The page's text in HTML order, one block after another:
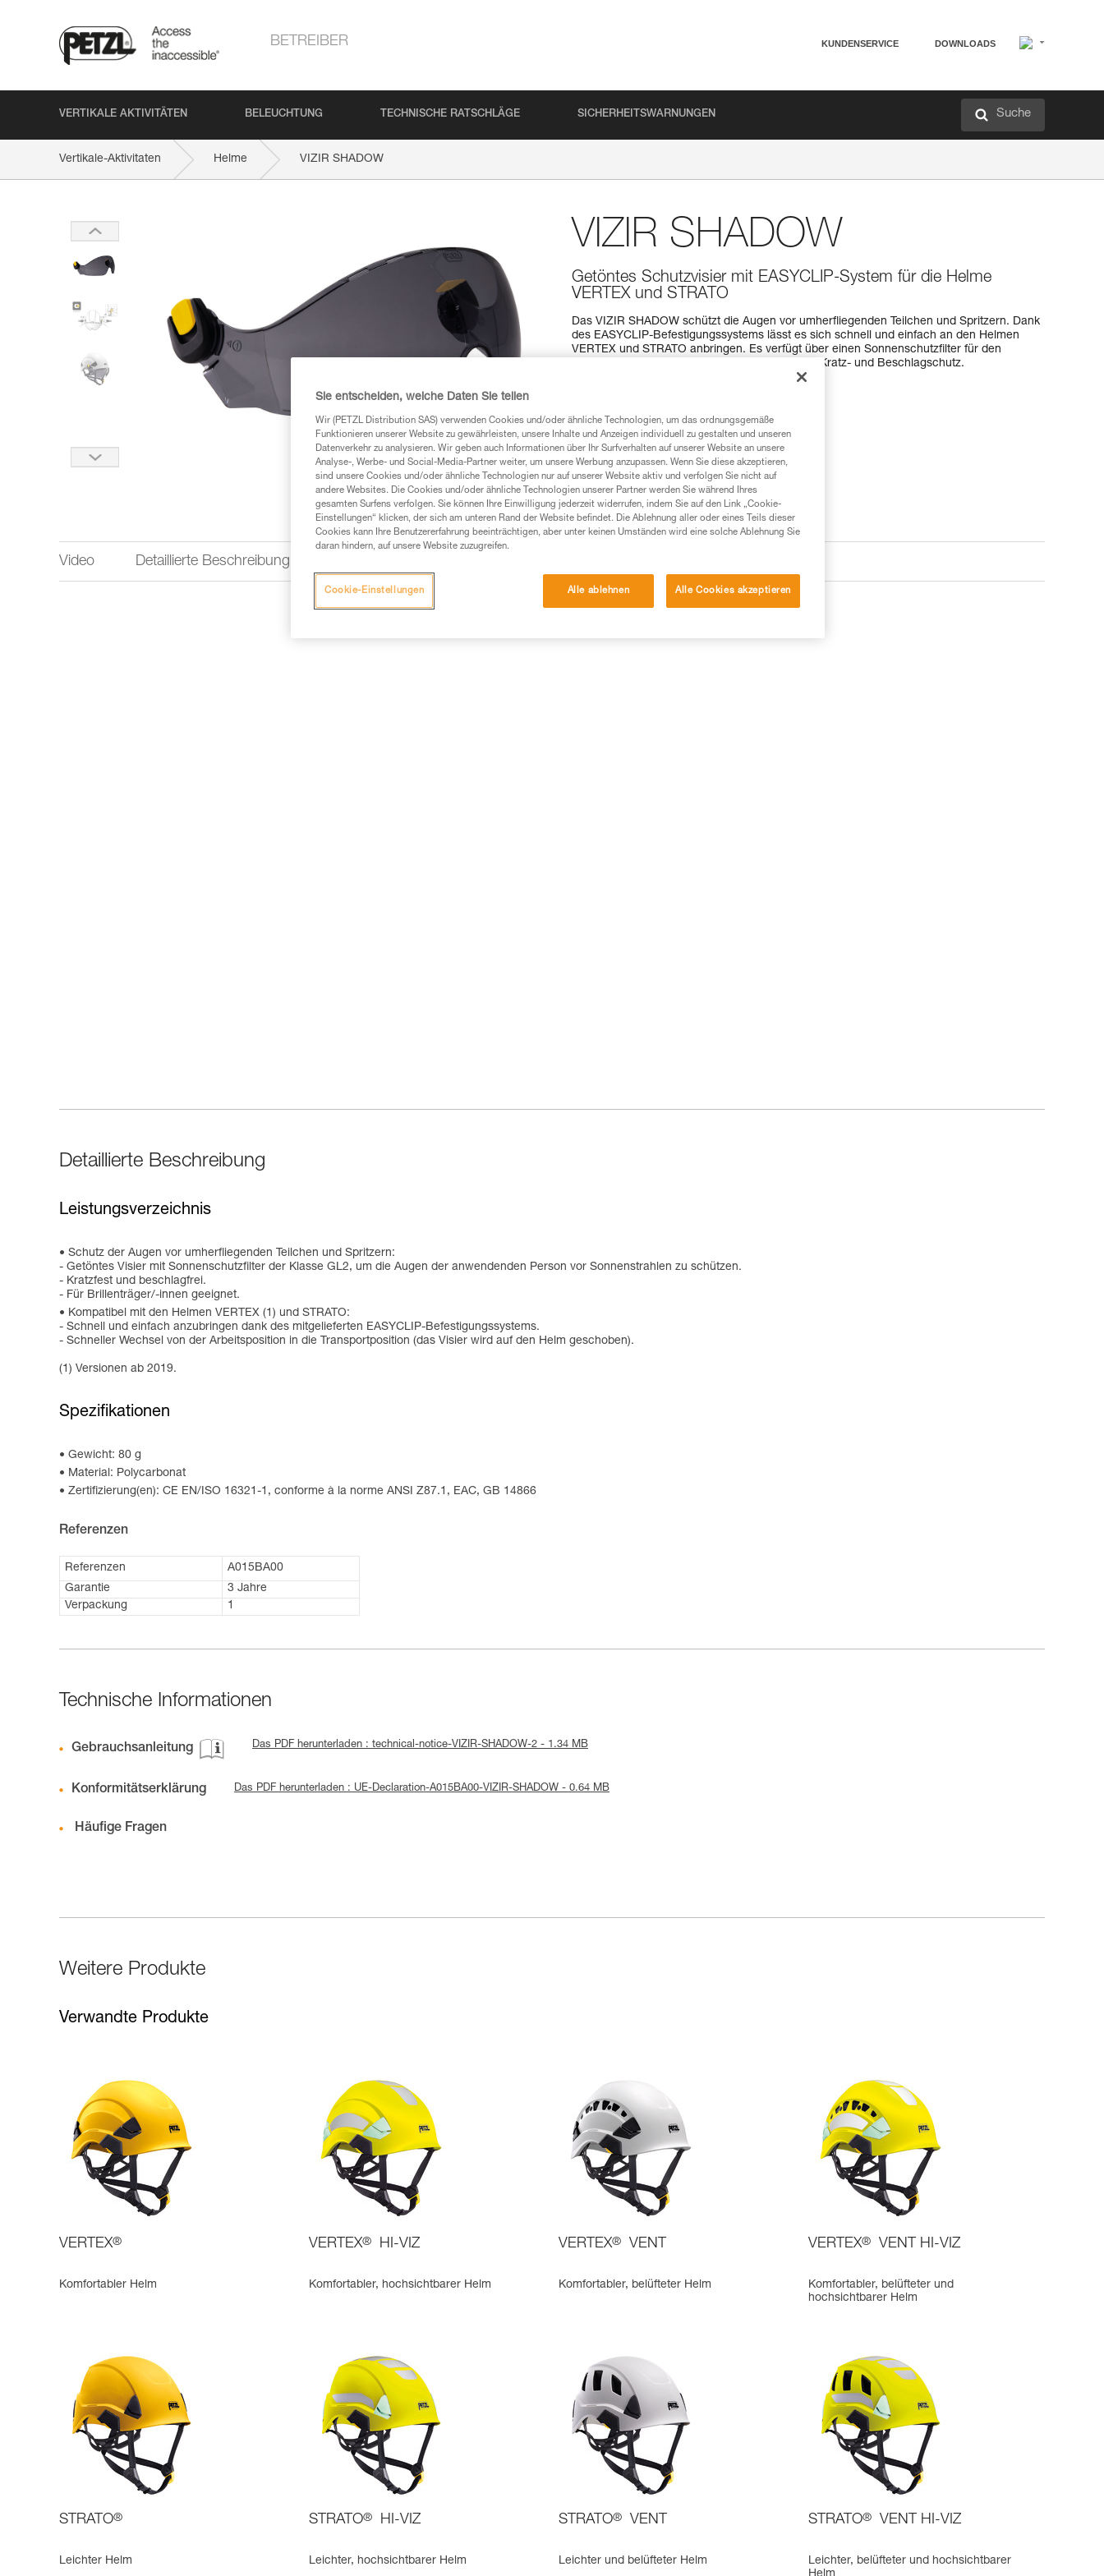
BETREIBER KUNDENSERVICE DOWNLOADS
VERTIKALE AKTIVITÄTEN BELEUCHTUNG TECHNISCHE RATSCHLÄGE SICHERHEITSWARNUNGEN Suche
Vertikale-Aktivitaten Helme VIZIR SHADOW
VIZIR SHADOW
Getöntes Schutzvisier mit EASYCLIP-System für die Helme
VERTEX und STRATO
Das VIZIR SHADOW schützt die Augen vor umherfliegenden Teilchen und Spritzern. Dank
des EASYCLIP-Befestigungssystems lässt es sich schnell und einfach an den Helmen
VERTEX und STRATO anbringen. Es verfügt über einen Sonnenschutzfilter für den
professionellen Einsatz (GL2) sowie über einen Kratz- und Beschlagschutz.
Video Detaillierte Beschreibung
Detaillierte Beschreibung
Leistungsverzeichnis
Schutz der Augen vor umherfliegenden Teilchen und Spritzern:
- Getöntes Visier mit Sonnenschutzfilter der Klasse GL2, um die Augen der anwendenden Person vor Sonnenstrahlen zu schützen.
- Kratzfest und beschlagfrei.
- Für Brillenträger/-innen geeignet.
Kompatibel mit den Helmen VERTEX (1) und STRATO:
- Schnell und einfach anzubringen dank des mitgelieferten EASYCLIP-Befestigungssystems.
- Schneller Wechsel von der Arbeitsposition in die Transportposition (das Visier wird auf den Helm geschoben).
(1) Versionen ab 2019.
Spezifikationen
Gewicht: 80 g
Material: Polycarbonat
Zertifizierung(en): CE EN/ISO 16321-1, conforme à la norme ANSI Z87.1, EAC, GB 14866
Referenzen
Referenzen
A015BA00
Garantie
3 Jahre
Verpackung
1
Technische Informationen
Gebrauchsanleitung Das PDF herunterladen : technical-notice-VIZIR-SHADOW-2 - 1.34 MB
Konformitätserklärung Das PDF herunterladen : UE-Declaration-A015BA00-VIZIR-SHADOW - 0.64 MB
Häufige Fragen
Weitere Produkte
Verwandte Produkte
VERTEX®
Komfortabler Helm
VERTEX® HI-VIZ
Komfortabler, hochsichtbarer Helm
VERTEX® VENT
Komfortabler, belüfteter Helm
VERTEX® VENT HI-VIZ
Komfortabler, belüfteter und
hochsichtbarer Helm
STRATO®
Leichter Helm
STRATO® HI-VIZ
Leichter, hochsichtbarer Helm
STRATO® VENT
Leichter und belüfteter Helm
STRATO® VENT HI-VIZ
Leichter, belüfteter und hochsichtbarer
Sie entscheiden, welche Daten Sie teilen
Wir (PETZL Distribution SAS) verwenden Cookies und/oder ähnliche Technologien, um das ordnungsgemäße
Funktionieren unserer Website zu gewährleisten, unsere Inhalte und Anzeigen individuell zu gestalten und unseren
Datenverkehr zu analysieren. Wir geben auch Informationen über Ihr Surfverhalten auf unserer Website an unsere
Analyse-, Werbe- und Social-Media-Partner weiter, um unsere Werbung anzupassen. Wenn Sie diese akzeptieren,
sind unsere Cookies und/oder ähnliche Technologien nur auf unserer Website aktiv und verfolgen Sie nicht auf
andere Websites. Die Cookies und/oder ähnliche Technologien unserer Partner werden Sie während Ihres
gesamten Surfens verfolgen. Sie können Ihre Einwilligung jederzeit widerrufen, indem Sie auf den Link „Cookie-
Einstellungen“ klicken, der sich am unteren Rand der Website befindet. Die Ablehnung aller oder eines Teils dieser
Cookies kann Ihre Benutzererfahrung beeinträchtigen, aber unter keinen Umständen wird eine solche Ablehnung Sie
daran hindern, auf unsere Website zuzugreifen.
Alle ablehnen Alle Cookies akzeptieren
Cookie-Einstellungen